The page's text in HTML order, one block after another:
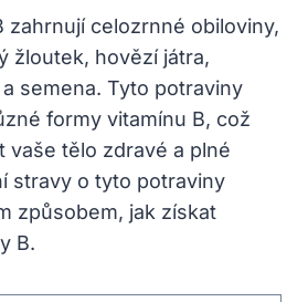
zahrnují celozrnné obiloviny,
žloutek, hovězí játra,
semena. Tyto potraviny
formy vitamínu B, což
vaše tělo zdravé a plné
stravy o tyto potraviny
způsobem, jak získat
B.